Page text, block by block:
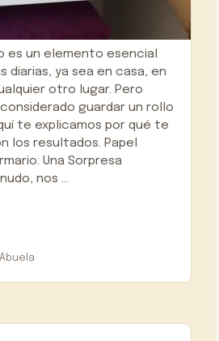
es un elemento esencial
diarias, ya sea en casa, en
otro lugar. Pero
guardar un rollo
te explicamos por qué te
los resultados. Papel
Una Sorpresa
nos …